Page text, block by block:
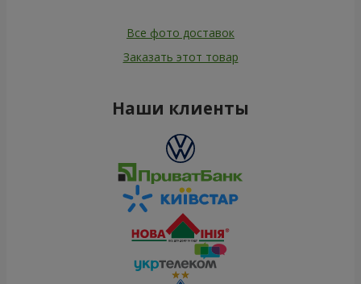
Все фото доставок
Заказать этот товар
Наши клиенты